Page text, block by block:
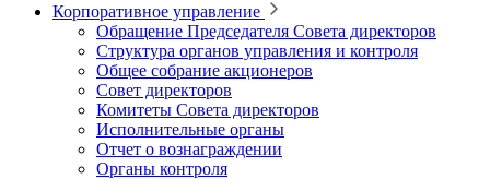
Корпоративное управление
Обращение Председателя Совета директоров
Структура органов управления и контроля
Общее собрание акционеров
Совет директоров
Комитеты Совета директоров
Исполнительные органы
Отчет о вознаграждении
Органы контроля